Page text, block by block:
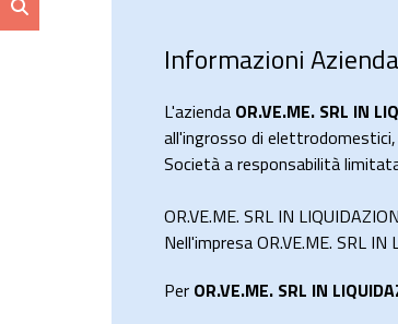
Informazioni Azienda
L'azienda OR.VE.ME. SRL IN
all'ingrosso di
Società a responsabilità
OR.VE.ME. SRL IN
Nell'impresa OR.VE.ME. SRL
Per OR.VE.ME. SRL IN